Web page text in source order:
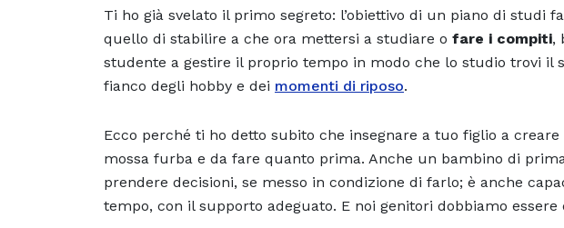
Ti ho già svelato il primo segreto: l’obiettivo di un piano di studi
quello di stabilire a che ora mettersi a studiare o fare i compiti,
studente a gestire il proprio tempo in modo che lo studio trovi il
fianco degli hobby e dei momenti di riposo.
Ecco perché ti ho detto subito che insegnare a tuo figlio a
mossa furba e da fare quanto prima. Anche un bambino di
prendere decisioni, se messo in condizione di farlo; è anche
tempo, con il supporto adeguato. E noi genitori dobbiamo